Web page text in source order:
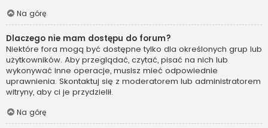
Na górę
Dlaczego nie mam dostępu do forum?
Niektóre fora mogą być dostępne tylko dla określonych grup lub
użytkowników. Aby przeglądać, czytać, pisać na nich lub
wykonywać inne operacje, musisz mieć odpowiednie
uprawnienia. Skontaktuj się z moderatorem lub administratorem
witryny, aby ci je przydzielił.
Na górę